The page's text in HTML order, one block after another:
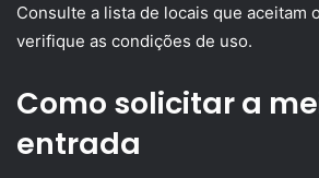
Consulte a lista de locais que aceitam
verifique as condições de uso.
Como solicitar a
entrada